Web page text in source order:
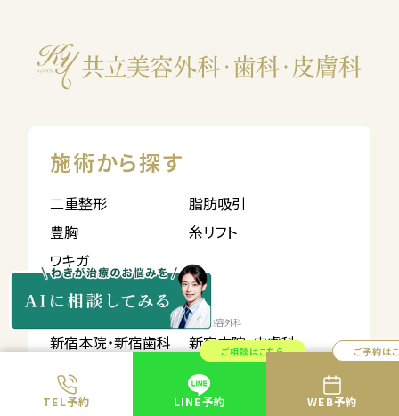
TEL予約
ご相談はこちら
LINE予約
ご予約は
WEB予約
施術から探す
二重整形
脂肪吸引
豊胸
糸リフト
ワキガ
クリニック一覧
新宿本院・新宿歯科
共立美容外科
新宿本院・皮膚科
銀座院
共立美容外科
渋谷院
共立美容外科 共立美容外科